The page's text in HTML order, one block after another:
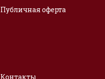
Публичная оферта
Контакты